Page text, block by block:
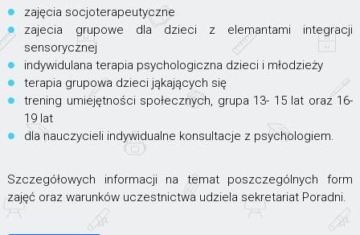
zajęcia socjoterapeutyczne
zajecia grupowe dla dzieci z elemantami integracji
sensorycznej
indywidulana terapia psychologiczna dzieci i młodzieży
terapia grupowa dzieci jąkających się
trening umiejętności społecznych, grupa 13- 15 lat oraz 16-
19 lat
dla nauczycieli indywidualne konsultacje z psychologiem.
Szczegółowych informacji na temat poszczególnych form
zajęć oraz warunków uczestnictwa udziela sekretariat Poradni.